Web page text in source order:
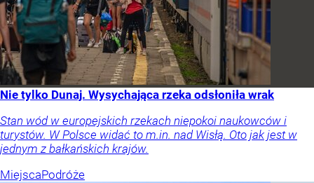
Nie tylko Dunaj. Wysychająca rzeka odsłoniła wrak
Stan wód w europejskich rzekach niepokoi naukowców i
turystów. W Polsce widać to m.in. nad Wisłą. Oto jak jest w
jednym z bałkańskich krajów.
MiejscaPodróże